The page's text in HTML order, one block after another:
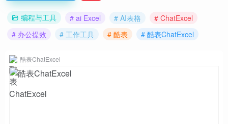
编程与工具 # ai Excel # AI表格
# ChatExcel
# 办公提效
# 工作工具 # 酷表 # 酷表ChatExcel
酷表ChatExcel